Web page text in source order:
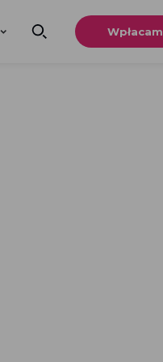
Wpłacam